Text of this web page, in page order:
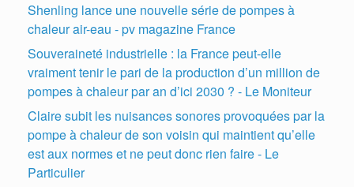
Shenling lance une nouvelle série de pompes à
chaleur air-eau - pv magazine France
Souveraineté industrielle : la France peut-elle
vraiment tenir le pari de la production d’un million de
pompes à chaleur par an d’ici 2030 ? - Le Moniteur
Claire subit les nuisances sonores provoquées par la
pompe à chaleur de son voisin qui maintient qu’elle
est aux normes et ne peut donc rien faire - Le
Particulier